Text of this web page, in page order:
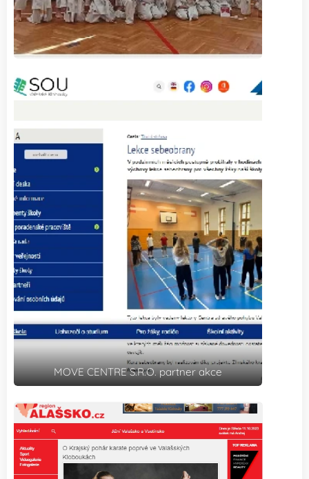
MOVE CENTRE S.R.O. partner akce